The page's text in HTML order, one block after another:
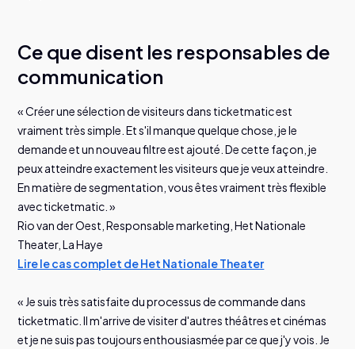
Ce que disent les responsables de
communication
« Créer une sélection de visiteurs dans ticketmatic est
vraiment très simple. Et s'il manque quelque chose, je le
demande et un nouveau filtre est ajouté. De cette façon, je
peux atteindre exactement les visiteurs que je veux atteindre.
En matière de segmentation, vous êtes vraiment très flexible
avec ticketmatic. »
Rio van der Oest, Responsable marketing, Het Nationale
Theater, La Haye
Lire le cas complet de Het Nationale Theater
« Je suis très satisfaite du processus de commande dans
ticketmatic. Il m'arrive de visiter d'autres théâtres et cinémas
et je ne suis pas toujours enthousiasmée par ce que j'y vois. Je